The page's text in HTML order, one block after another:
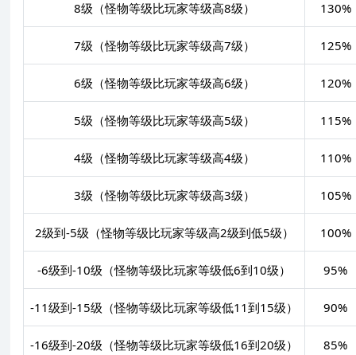
8级（怪物等级比玩家等级高8级） 130%
7级（怪物等级比玩家等级高7级） 125%
6级（怪物等级比玩家等级高6级） 120%
5级（怪物等级比玩家等级高5级） 115%
4级（怪物等级比玩家等级高4级） 110%
3级（怪物等级比玩家等级高3级） 105%
2级到-5级（怪物等级比玩家等级高2级到低5级） 100%
-6级到-10级（怪物等级比玩家等级低6到10级） 95%
-11级到-15级（怪物等级比玩家等级低11到15级） 90%
-16级到-20级（怪物等级比玩家等级低16到20级） 85%